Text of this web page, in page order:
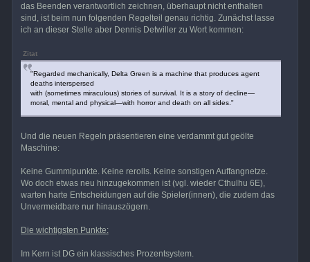
das Beenden verantwortlich zeichnen, überhaupt nicht enthalten
sind, ist beim nun folgenden Regelteil genau richtig. Zunächst lasse
ich an dieser Stelle aber Dennis Detwiller zu Wort kommen:
Zitat
"Regarded mechanically, Delta Green is a machine that produces agent
deaths interspersed
with (sometimes miraculous) stories of survival. It is a story of decline—
moral, mental and physical—with horror and death on all sides."
Und die neuen Regeln präsentieren eine verdammt gut geölte
Maschine:
Keine Gummipunkte. Keine rerolls. Keine sonstigen Auffangnetze.
Wo doch etwas neu hinzugekommen ist (vgl. wieder Cthulhu 6E),
warten harte Entscheidungen auf die Spieler(innen), die zudem das
Unvermeidbare nur hinauszögern.
Die wichtigsten Punkte:
Im Kern ist DG ein klassisches Prozentsystem.